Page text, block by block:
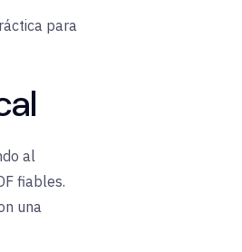
para
al
fiables.
una